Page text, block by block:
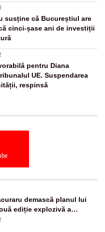
susține că Bucureștiul are
cinci-șase ani de investiții
pentru Diana
UE. Suspendarea
respinsă
demască planul lui
ediție explozivă a
Zilei” la Realitatea PLUS